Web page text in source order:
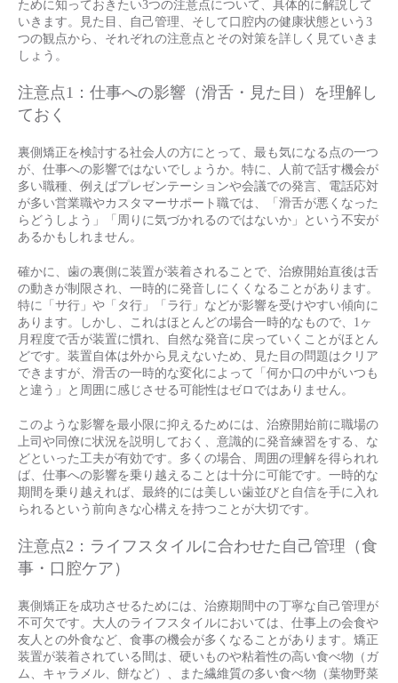
ために知っておきたい3つの注意点について、具体的に解説して
いきます。見た目、自己管理、そして口腔内の健康状態という3
つの観点から、それぞれの注意点とその対策を詳しく見ていきま
しょう。
注意点1：仕事への影響（滑舌・見た目）を理解し
ておく
裏側矯正を検討する社会人の方にとって、最も気になる点の一つ
が、仕事への影響ではないでしょうか。特に、人前で話す機会が
多い職種、例えばプレゼンテーションや会議での発言、電話応対
が多い営業職やカスタマーサポート職では、「滑舌が悪くなった
らどうしよう」「周りに気づかれるのではないか」という不安が
あるかもしれません。
確かに、歯の裏側に装置が装着されることで、治療開始直後は舌
の動きが制限され、一時的に発音しにくくなることがあります。
特に「サ行」や「タ行」「ラ行」などが影響を受けやすい傾向に
あります。しかし、これはほとんどの場合一時的なもので、1ヶ
月程度で舌が装置に慣れ、自然な発音に戻っていくことがほとん
どです。装置自体は外から見えないため、見た目の問題はクリア
できますが、滑舌の一時的な変化によって「何か口の中がいつも
と違う」と周囲に感じさせる可能性はゼロではありません。
このような影響を最小限に抑えるためには、治療開始前に職場の
上司や同僚に状況を説明しておく、意識的に発音練習をする、な
どといった工夫が有効です。多くの場合、周囲の理解を得られれ
ば、仕事への影響を乗り越えることは十分に可能です。一時的な
期間を乗り越えれば、最終的には美しい歯並びと自信を手に入れ
られるという前向きな心構えを持つことが大切です。
注意点2：ライフスタイルに合わせた自己管理（食
事・口腔ケア）
裏側矯正を成功させるためには、治療期間中の丁寧な自己管理が
不可欠です。大人のライフスタイルにおいては、仕事上の会食や
友人との外食など、食事の機会が多くなることがあります。矯正
装置が装着されている間は、硬いものや粘着性の高い食べ物（ガ
ム、キャラメル、餅など）、また繊維質の多い食べ物（葉物野菜